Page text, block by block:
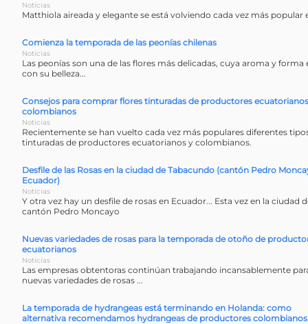
Noticias
Matthiola aireada y elegante se está volviendo cada vez más popular
Comienza la temporada de las peonías chilenas
Noticias
Las peonías son una de las flores más delicadas, cuya aroma y forma
con su belleza...
Consejos para comprar flores tinturadas de productores
colombianos
Noticias
Recientemente se han vuelto cada vez más populares diferentes
tinturadas de productores ecuatorianos y colombianos.
Desfile de las Rosas en la ciudad de Tabacundo (cantón Pedro
Ecuador)
Noticias
Y otra vez hay un desfile de rosas en Ecuador... Esta vez en la ciudad
cantón Pedro Moncayo
Nuevas variedades de rosas para la temporada de otoño de
ecuatorianos
Noticias
Las empresas obtentoras continúan trabajando incansablemente
nuevas variedades de rosas ...
La temporada de hydrangeas está terminando en Holanda: como
alternativa recomendamos hydrangeas de productores colombianos